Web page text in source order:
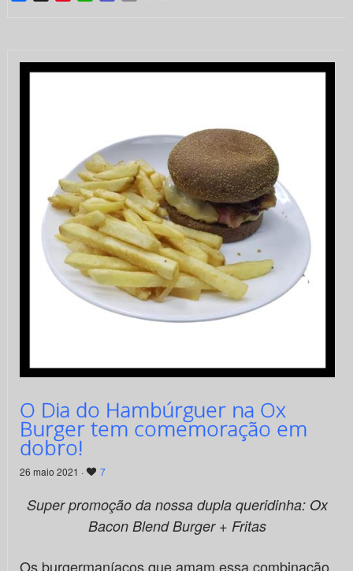
O Dia do Hambúrguer na Ox
Burger tem comemoração em
dobro!
26 maio 2021 · 7
Super promoção da nossa dupla queridinha: Ox
Bacon Blend Burger + Fritas
Os burgermaníacos que amam essa combinação